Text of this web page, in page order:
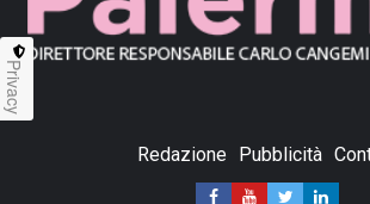
Redazione Pubblicità
Privacy